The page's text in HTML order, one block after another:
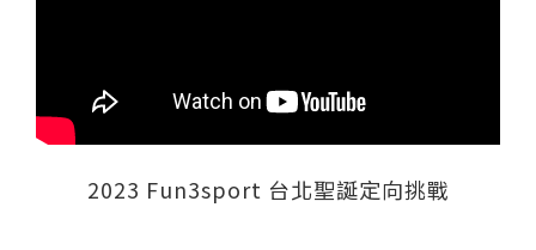
2023 Fun3sport 台北聖誕定向挑戰